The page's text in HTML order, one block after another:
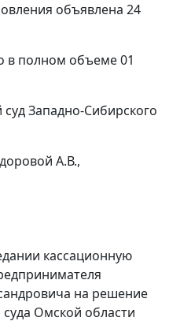
объявлена 24
в полном объеме 01
Западно-Сибирского
А.В.,
кассационную
на решение
Омской области